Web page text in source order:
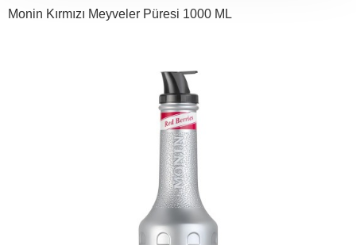
Monin Kırmızı Meyveler Püresi 1000 ML